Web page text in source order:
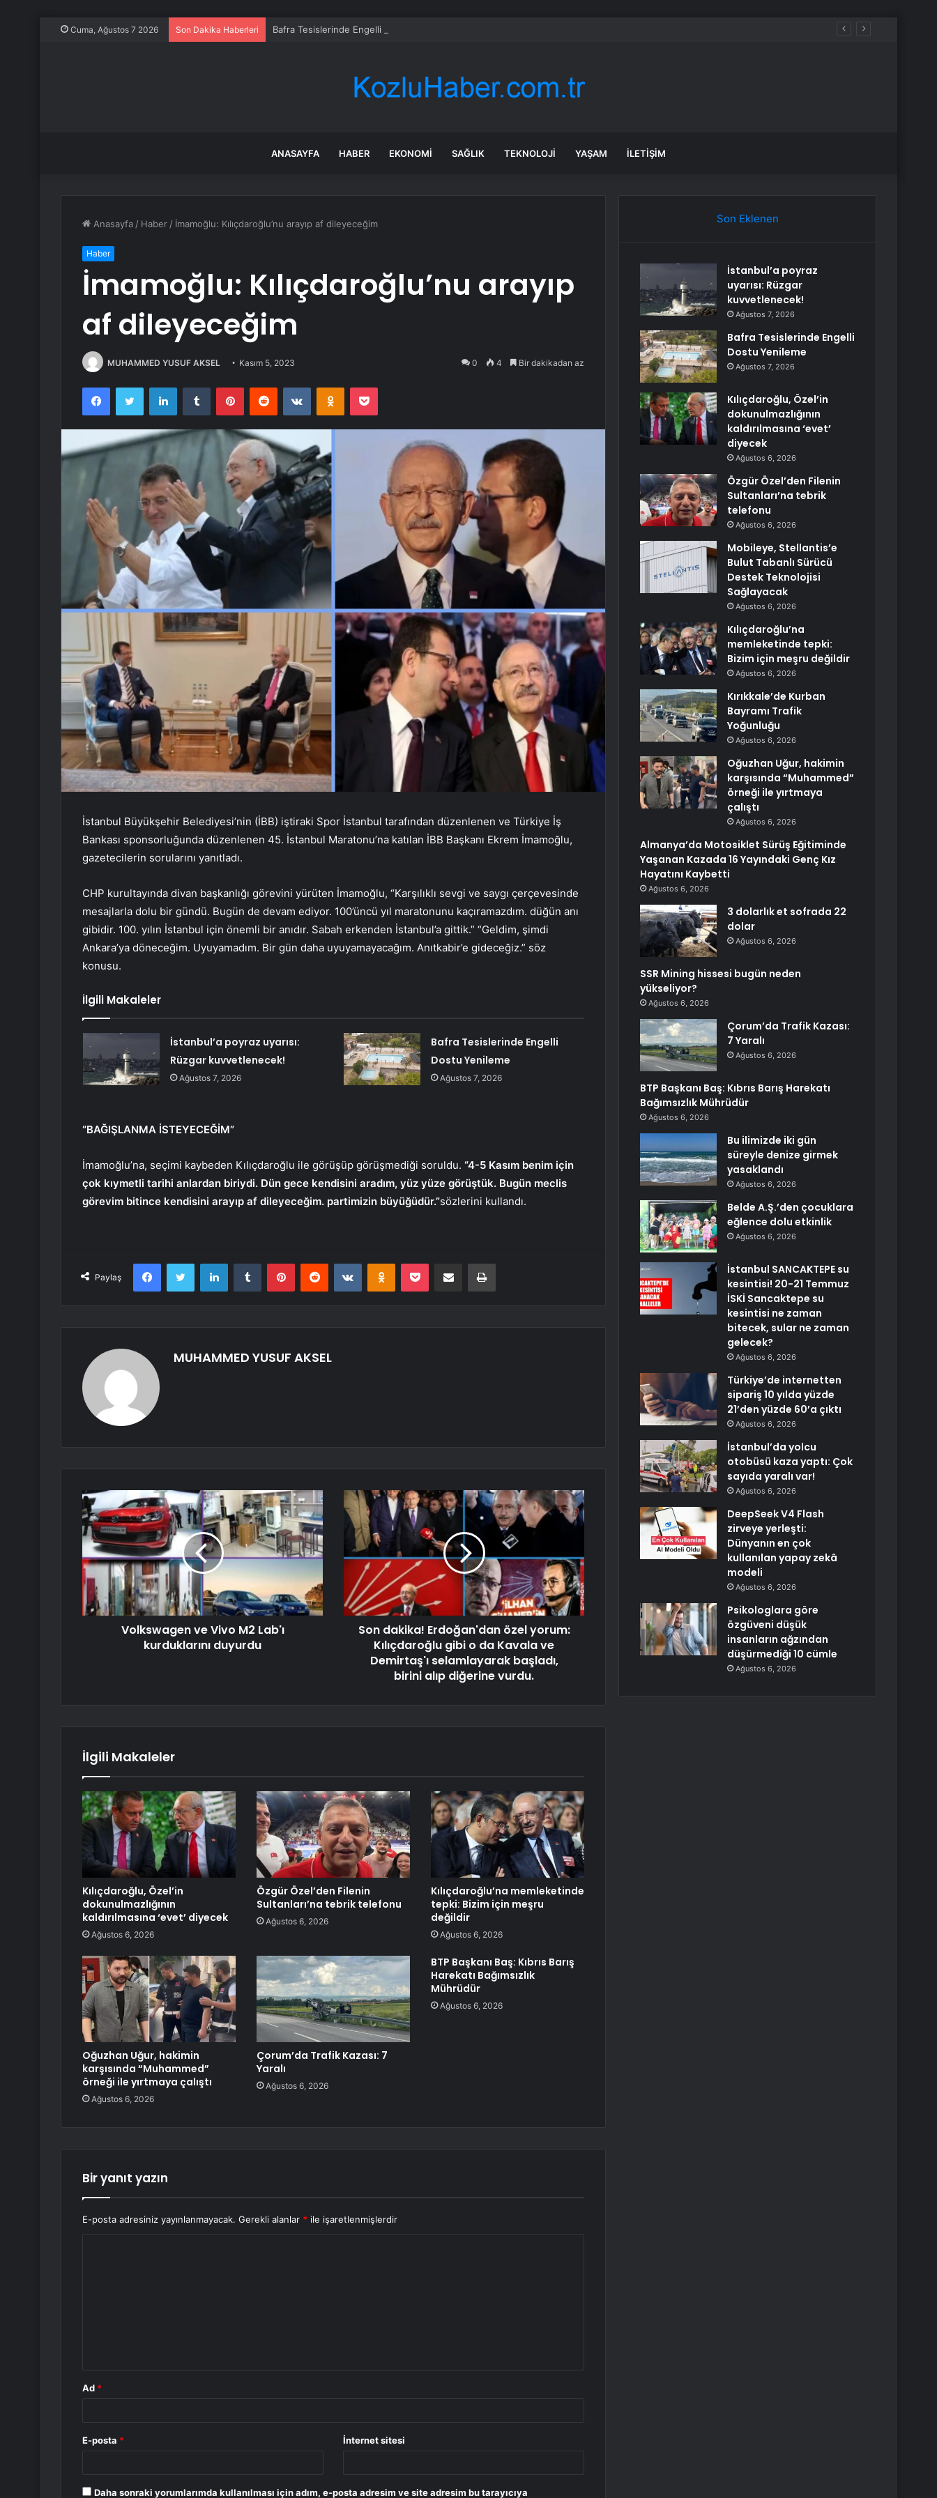
Cuma, Ağustos 7 2026 Son Dakika Haberleri Bafra Tesislerinde Engelli Dostu Yenileme
ANASAYFA HABER EKONOMI SAĞLIK TEKNOLOJI YAŞAM İLETIŞIM
Anasayfa / Haber / İmamoğlu: Kılıçdaroğlu’nu arayıp af dileyeceğim
Haber
İmamoğlu: Kılıçdaroğlu’nu arayıp
af dileyeceğim
MUHAMMED YUSUF AKSEL Kasım 5, 2023 0 4 Bir dakikadan az
FacebookTwitter LinkedInTumblr PinterestReddit VKontakteOdnoklassniki
Pocket
İstanbul Büyükşehir Belediyesi’nin (İBB) iştiraki Spor İstanbul tarafından düzenlenen ve Türkiye İş
Bankası sponsorluğunda düzenlenen 45. İstanbul Maratonu’na katılan İBB Başkanı Ekrem İmamoğlu,
gazetecilerin sorularını yanıtladı.
CHP kurultayında divan başkanlığı görevini yürüten İmamoğlu, “Karşılıklı sevgi ve saygı çerçevesinde
mesajlarla dolu bir gündü. Bugün de devam ediyor. 100’üncü yıl maratonunu kaçıramazdım. düğün anı
gibidir. 100. yılın İstanbul için önemli bir anıdır. Sabah erkenden İstanbul’a gittik.” “Geldim, şimdi
Ankara’ya döneceğim. Uyuyamadım. Bir gün daha uyuyamayacağım. Anıtkabir’e gideceğiz.” söz
konusu.
İlgili Makaleler
İstanbul’a poyraz uyarısı:
Rüzgar kuvvetlenecek!
Ağustos 7, 2026
Bafra Tesislerinde Engelli
Dostu Yenileme
Ağustos 7, 2026
“BAĞIŞLANMA İSTEYECEĞİM”
İmamoğlu’na, seçimi kaybeden Kılıçdaroğlu ile görüşüp görüşmediği soruldu. “4-5 Kasım benim için
çok kıymetli tarihi anlardan biriydi. Dün gece kendisini aradım, yüz yüze görüştük. Bugün meclis
görevim bitince kendisini arayıp af dileyeceğim. partimizin büyüğüdür.”sözlerini kullandı.
Paylaş
FacebookTwitter LinkedInTumblr PinterestReddit VKontakteOdnoklassniki
Pocket E-Posta ile paylaş Yazdır
MUHAMMED YUSUF AKSEL
Volkswagen ve Vivo M2 Lab'ı
kurduklarını duyurdu
Son dakika! Erdoğan'dan özel yorum:
Kılıçdaroğlu gibi o da Kavala ve
Demirtaş'ı selamlayarak başladı,
birini alıp diğerine vurdu.
İlgili Makaleler
Kılıçdaroğlu, Özel’in
dokunulmazlığının
kaldırılmasına ‘evet’ diyecek
Ağustos 6, 2026
Özgür Özel’den Filenin
Sultanları’na tebrik telefonu
Ağustos 6, 2026
Kılıçdaroğlu’na memleketinde
tepki: Bizim için meşru
değildir
Ağustos 6, 2026
Oğuzhan Uğur, hakimin
karşısında “Muhammed”
örneği ile yırtmaya çalıştı
Ağustos 6, 2026
Çorum’da Trafik Kazası: 7
Yaralı
Ağustos 6, 2026
BTP Başkanı Baş: Kıbrıs Barış
Harekatı Bağımsızlık
Mührüdür
Ağustos 6, 2026
Bir yanıt yazın
E-posta adresiniz yayınlanmayacak. Gerekli alanlar * ile işaretlenmişlerdir
Ad *
E-posta * İnternet sitesi
Daha sonraki yorumlarımda kullanılması için adım, e-posta adresim ve site adresim bu tarayıcıya
Son Eklenen
İstanbul’a poyraz
uyarısı: Rüzgar
kuvvetlenecek!
Ağustos 7, 2026
Bafra Tesislerinde Engelli
Dostu Yenileme
Ağustos 7, 2026
Kılıçdaroğlu, Özel’in
dokunulmazlığının
kaldırılmasına ‘evet’
diyecek
Ağustos 6, 2026
Özgür Özel’den Filenin
Sultanları’na tebrik
telefonu
Ağustos 6, 2026
Mobileye, Stellantis’e
Bulut Tabanlı Sürücü
Destek Teknolojisi
Sağlayacak
Ağustos 6, 2026
Kılıçdaroğlu’na
memleketinde tepki:
Bizim için meşru değildir
Ağustos 6, 2026
Kırıkkale’de Kurban
Bayramı Trafik
Yoğunluğu
Ağustos 6, 2026
Oğuzhan Uğur, hakimin
karşısında “Muhammed”
örneği ile yırtmaya
çalıştı
Ağustos 6, 2026
Almanya’da Motosiklet Sürüş Eğitiminde
Yaşanan Kazada 16 Yayındaki Genç Kız
Hayatını Kaybetti
Ağustos 6, 2026
3 dolarlık et sofrada 22
dolar
Ağustos 6, 2026
SSR Mining hissesi bugün neden
yükseliyor?
Ağustos 6, 2026
Çorum’da Trafik Kazası:
7 Yaralı
Ağustos 6, 2026
BTP Başkanı Baş: Kıbrıs Barış Harekatı
Bağımsızlık Mührüdür
Ağustos 6, 2026
Bu ilimizde iki gün
süreyle denize girmek
yasaklandı
Ağustos 6, 2026
Belde A.Ş.’den çocuklara
eğlence dolu etkinlik
Ağustos 6, 2026
İstanbul SANCAKTEPE su
kesintisi! 20-21 Temmuz
İSKİ Sancaktepe su
kesintisi ne zaman
bitecek, sular ne zaman
gelecek?
Ağustos 6, 2026
Türkiye’de internetten
sipariş 10 yılda yüzde
21’den yüzde 60’a çıktı
Ağustos 6, 2026
İstanbul’da yolcu
otobüsü kaza yaptı: Çok
sayıda yaralı var!
Ağustos 6, 2026
DeepSeek V4 Flash
zirveye yerleşti:
Dünyanın en çok
kullanılan yapay zekâ
modeli
Ağustos 6, 2026
Psikologlara göre
özgüveni düşük
insanların ağzından
düşürmediği 10 cümle
Ağustos 6, 2026